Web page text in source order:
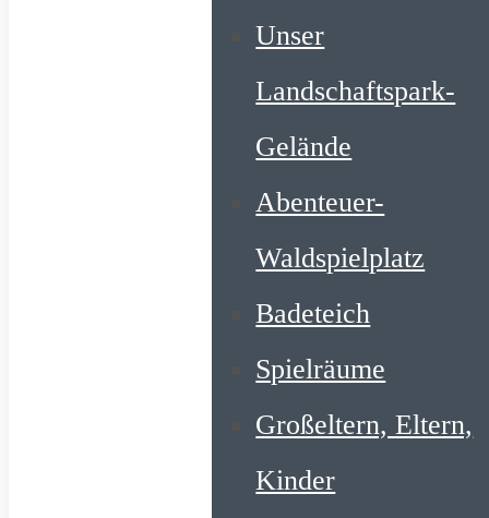
Unser
Landschaftspark-
Gelände
Abenteuer-
Waldspielplatz
Badeteich
Spielräume
Großeltern, Eltern,
Kinder